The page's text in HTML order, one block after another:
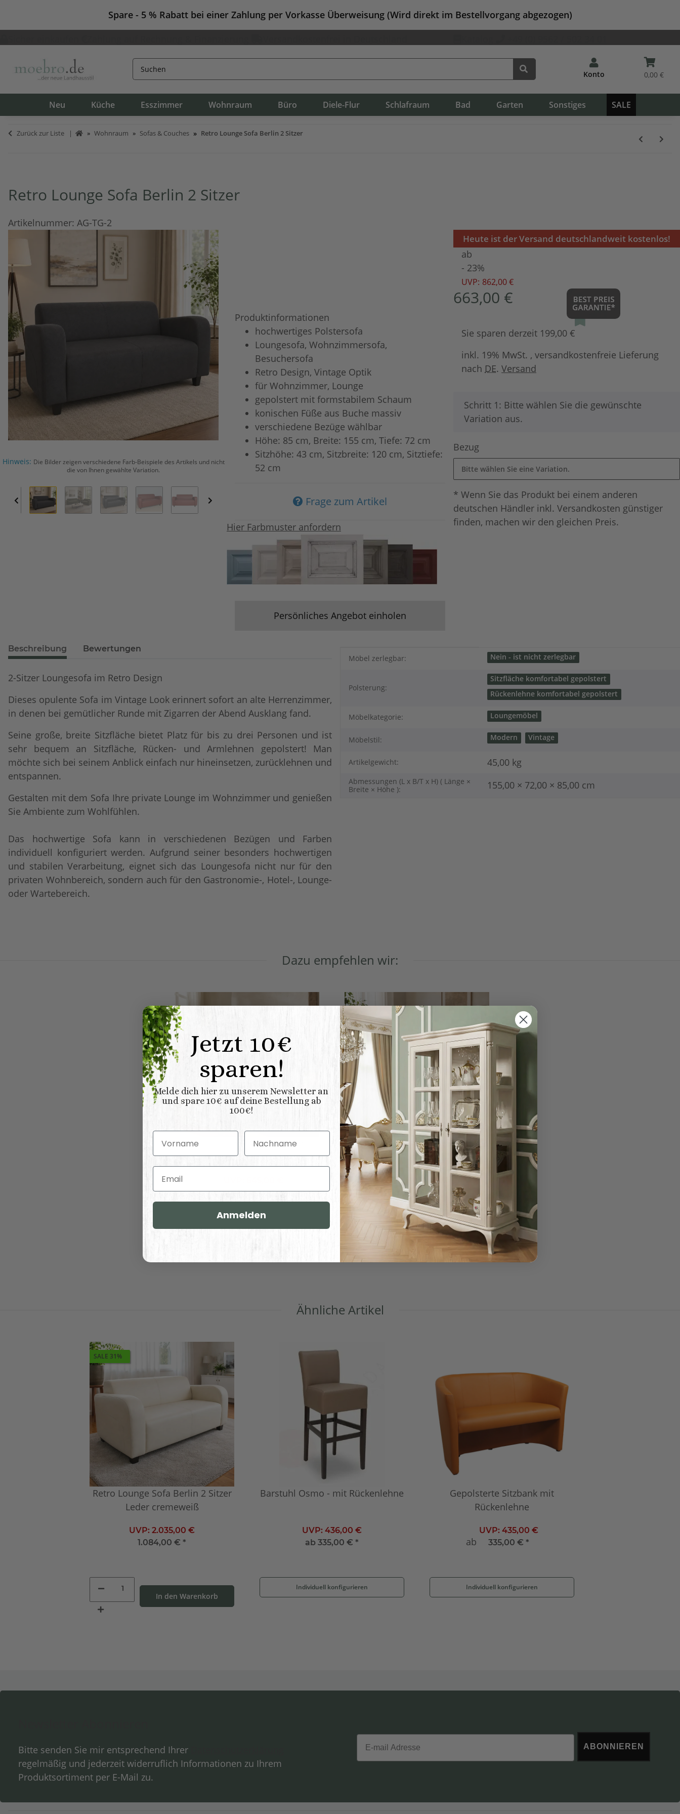
Spare - 5 % Rabatt bei einer Zahlung per Vorkasse Überweisung (Wird direkt im Bestellvorgang abgezogen)
Konto 0,00 €
Neu Küche Esszimmer Wohnraum Büro Diele-Flur Schlafraum Bad Garten Sonstiges SALE
Zurück zur Liste Wohnraum Sofas & Couches Retro Lounge Sofa Berlin 2 Sitzer
Retro Lounge Sofa Berlin 2 Sitzer
Artikelnummer: AG-TG-2
Hinweis: Die Bilder zeigen verschiedene Farb-Beispiele des Artikels und nicht
die von Ihnen gewählte Variation.
Produktinformationen
hochwertiges Polstersofa
Loungesofa, Wohnzimmersofa,
Besuchersofa
Retro Design, Vintage Optik
für Wohnzimmer, Lounge
gepolstert mit formstabilem Schaum
konischen Füße aus Buche massiv
verschiedene Bezüge wählbar
Höhe: 85 cm, Breite: 155 cm, Tiefe: 72 cm
Sitzhöhe: 43 cm, Sitzbreite: 120 cm, Sitztiefe:
52 cm
Frage zum Artikel
Hier Farbmuster anfordern
Persönliches Angebot einholen
Heute ist der Versand deutschlandweit kostenlos!
ab
- 23%
UVP: 862,00 €
663,00 €
Sie sparen derzeit 199,00 €
inkl. 19% MwSt. , versandkostenfreie Lieferung
nach DE. Versand
x
Schritt 1: Bitte wählen Sie die gewünschte
Variation aus.
Bezug
Bitte wählen Sie eine Variation.
* Wenn Sie das Produkt bei einem anderen
deutschen Händler inkl. Versandkosten günstiger
finden, machen wir den gleichen Preis.
Beschreibung Bewertungen
2-Sitzer Loungesofa im Retro Design
Dieses opulente Sofa im Vintage Look erinnert sofort an alte Herrenzimmer,
in denen bei gemütlicher Runde mit Zigarren der Abend Ausklang fand.
Seine große, breite Sitzfläche bietet Platz für bis zu drei Personen und ist
sehr bequem an Sitzfläche, Rücken- und Armlehnen gepolstert! Man
möchte sich bei seinem Anblick einfach nur hineinsetzen, zurücklehnen und
entspannen.
Gestalten mit dem Sofa Ihre private Lounge im Wohnzimmer und genießen
Sie Ambiente zum Wohlfühlen.
Das hochwertige Sofa kann in verschiedenen Bezügen und Farben
individuell konfiguriert werden. Aufgrund seiner besonders hochwertigen
und stabilen Verarbeitung, eignet sich das Loungesofa nicht nur für den
privaten Wohnbereich, sondern auch für den Gastronomie-, Hotel-, Lounge-
oder Wartebereich.
Produkteigenschaft
Wert
Möbel zerlegbar: Nein - ist nicht zerlegbar
Polsterung:
Sitzfläche komfortabel gepolstert
Rückenlehne komfortabel gepolstert
Möbelkategorie: Loungemöbel
Möbelstil: Modern Vintage
Artikelgewicht: 45,00 kg
Abmessungen (L x B/T x H) ( Länge ×
Breite × Höhe ):
155,00 × 72,00 × 85,00 cm
Dazu empfehlen wir:
Retro Lounge Sessel Berlin
ab
493,00 €*
Retro Lounge Sofa Berlin 3 Sitzer
UVP:
1.014,00 €
780,00 €
Individuell konfigurieren
Ähnliche Artikel
SALE 31%
Retro Lounge Sofa Berlin 2 Sitzer
Leder cremeweiß
UVP: 2.035,00 €
1.084,00 € *
In den Warenkorb
Barstuhl Osmo - mit Rückenlehne
UVP: 436,00 €
ab 335,00 € *
Individuell konfigurieren
Gepolsterte Sitzbank mit
Rückenlehne
ab
UVP: 435,00 €
335,00 € *
Individuell konfigurieren
Bitte senden Sie mir entsprechend Ihrer
regelmäßig und jederzeit widerruflich Informationen zu Ihrem
Produktsortiment per E-Mail zu.
Email
ABONNIEREN
Jetzt 10€
sparen!
Melde dich hier zu unserem Newsletter an
und spare 10€ auf deine Bestellung ab
100€!
Vorname Nachname
Email
Anmelden